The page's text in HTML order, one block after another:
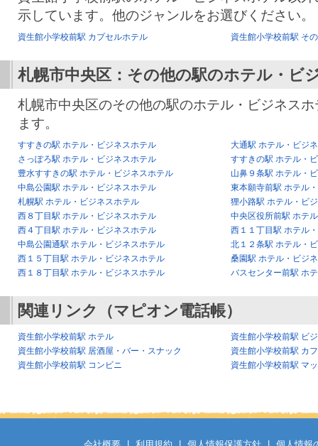
示しています。他のジャンルをお選びください。
資生館小学校前駅 カプセルホテル 資生館小学校前駅 そ
札幌市中央区：その他の駅のホテル・ビ
札幌市中央区のその他の駅のホテル・ビジネス
ます。
すすきの駅 ホテル・ビジネスホテル
大通駅 ホテル・ビジ
さっぽろ駅 ホテル・ビジネスホテル
すすきの駅 ホテル・
豊水すすきの駅 ホテル・ビジネスホテル
山鼻９条駅 ホテル・
中島公園駅 ホテル・ビジネスホテル
東本願寺前駅 ホテル
札幌駅 ホテル・ビジネスホテル
狸小路駅 ホテル・ビ
西８丁目駅 ホテル・ビジネスホテル
中央区役所前駅 ホテ
西４丁目駅 ホテル・ビジネスホテル
西１１丁目駅 ホテル
中島公園通駅 ホテル・ビジネスホテル
北１２条駅 ホテル・
西１５丁目駅 ホテル・ビジネスホテル
桑園駅 ホテル・ビジ
西１８丁目駅 ホテル・ビジネスホテル
バスセンター前駅 ホ
関連リンク（マピオン電話帳）
資生館小学校前駅 ホテル
資生館小学校前駅 ビ
資生館小学校前駅 居酒屋・バー・スナック
資生館小学校前駅 カ
資生館小学校前駅 コンビニ
資生館小学校前駅 マ